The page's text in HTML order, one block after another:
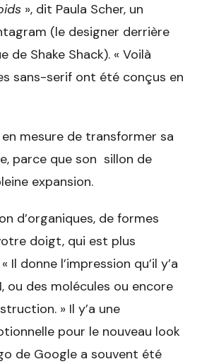
», dit Paula Scher, un
(le designer derrière
de Shake Shack). « Voilà
sans-serif ont été conçus en
mesure de transformer sa
parce que son sillon de
expansion.
d’organiques, de formes
doigt, qui est plus
Il donne l’impression qu’il y’a
ou des molécules ou encore
» Il y’a une
pour le nouveau look
de Google a souvent été